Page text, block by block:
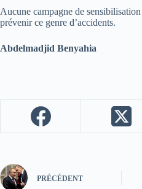
Aucune campagne de
prévenir ce genre d’accidents.
Abdelmadjid Benyahia
PRÉCÉDENT